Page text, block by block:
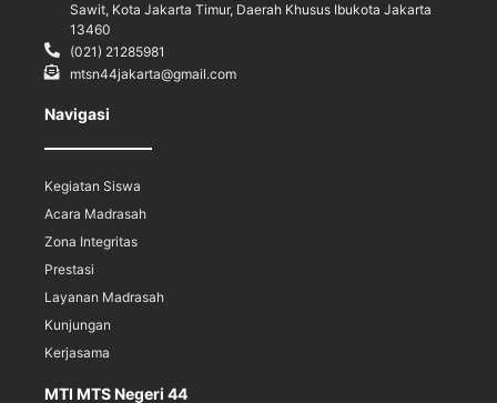
Sawit, Kota Jakarta Timur, Daerah Khusus Ibukota Jakarta
13460
(021) 21285981
mtsn44jakarta@gmail.com
Navigasi
Kegiatan Siswa
Acara Madrasah
Zona Integritas
Prestasi
Layanan Madrasah
Kunjungan
Kerjasama
MTI MTS Negeri 44